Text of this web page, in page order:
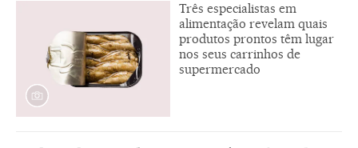
Três especialistas em
alimentação revelam quais
produtos prontos têm lugar
nos seus carrinhos de
supermercado